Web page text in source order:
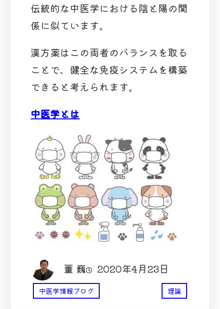
伝統的な中医学における陰と陽の関
係に似ています。
漢方薬はこの両者のバランスを取る
ことで、健全な免疫システムを構築
できると考えられます。
中医学とは
董 巍 2020年4月23日
中医学情報ブログ 理論